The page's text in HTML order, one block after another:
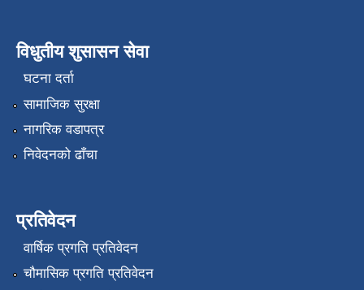
विधुतीय शुसासन सेवा
घटना दर्ता
सामाजिक सुरक्षा
नागरिक वडापत्र
निवेदनको ढाँचा
प्रतिवेदन
वार्षिक प्रगति प्रतिवेदन
चौमासिक प्रगति प्रतिवेदन